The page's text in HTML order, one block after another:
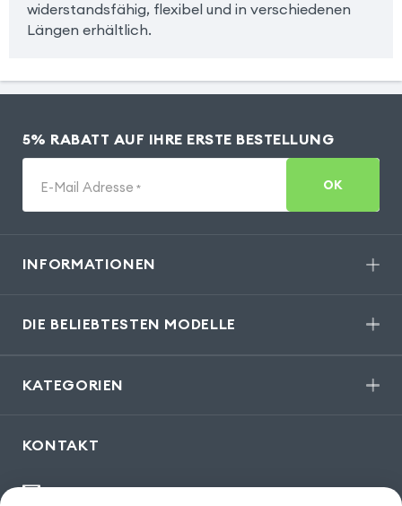
widerstandsfähig, flexibel und in verschiedenen
Längen erhältlich.
5% RABATT AUF IHRE ERSTE BESTELLUNG
E-Mail Adresse * OK
INFORMATIONEN
DIE BELIEBTESTEN MODELLE
KATEGORIEN
KONTAKT
kontakt@gsm55.de